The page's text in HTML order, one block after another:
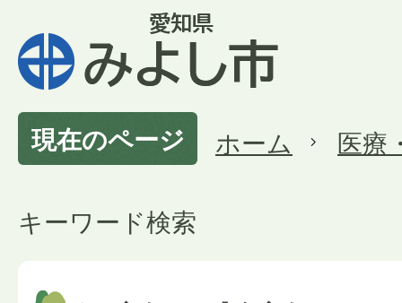
現在のページ ホーム 医療
キーワード検索